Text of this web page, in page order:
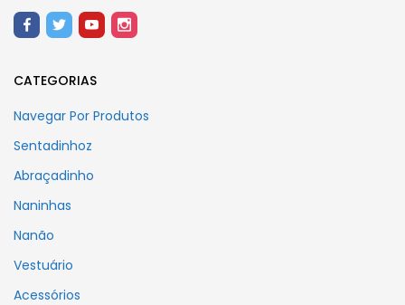
CATEGORIAS
Navegar Por Produtos
Sentadinhoz
Abraçadinho
Naninhas
Nanão
Vestuário
Acessórios